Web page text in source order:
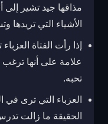
مذاقها جيد تشير
الأشياء التي تريدها
إذا رأت الفتاة
علامة على أنها
تحبه.
العزباء التي ترى في
الحقيقة ما زالت